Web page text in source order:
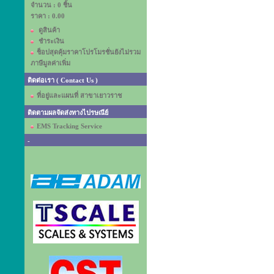
จำนวน : 0 ชิ้น
ราคา : 0.00
ดูสินค้า
ชำระเงิน
ช็อปสุดคุ้มราคาโปรโมรชั่นยังไม่รวม
ภาษีมูลค่าเพิ่ม
ติดต่อเรา ( Contact Us )
ที่อยู่และแผนที่ สาขาเยาวราช
ติดตามผลจัดส่งทางไปรษณีย์
EMS Tracking Service
-